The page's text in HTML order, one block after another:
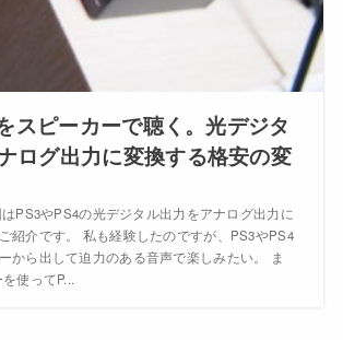
スピーカーで聴く。光デジタ
ログ出力に変換する格安の変
PS3やPS4の光デジタル出力をアナログ出力に
紹介です。 私も経験したのですが、PS3やPS4
から出して迫力のある音声で楽しみたい。 ま
使ってP...